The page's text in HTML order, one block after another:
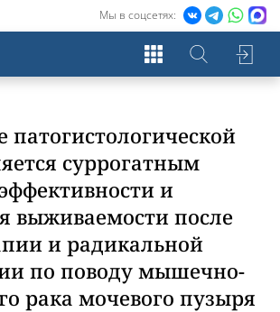
Мы в соцсетях:
суррогатным
и
выживаемости после
и радикальной
по поводу мышечно-
рака мочевого пузыря